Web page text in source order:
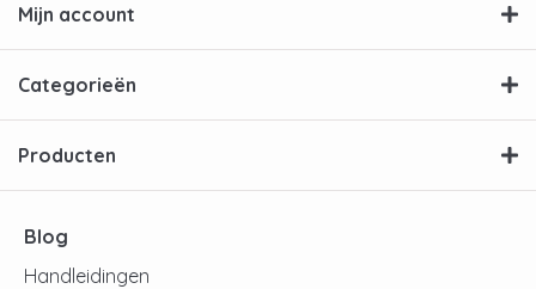
Mijn account
Categorieën
Producten
Blog
Handleidingen